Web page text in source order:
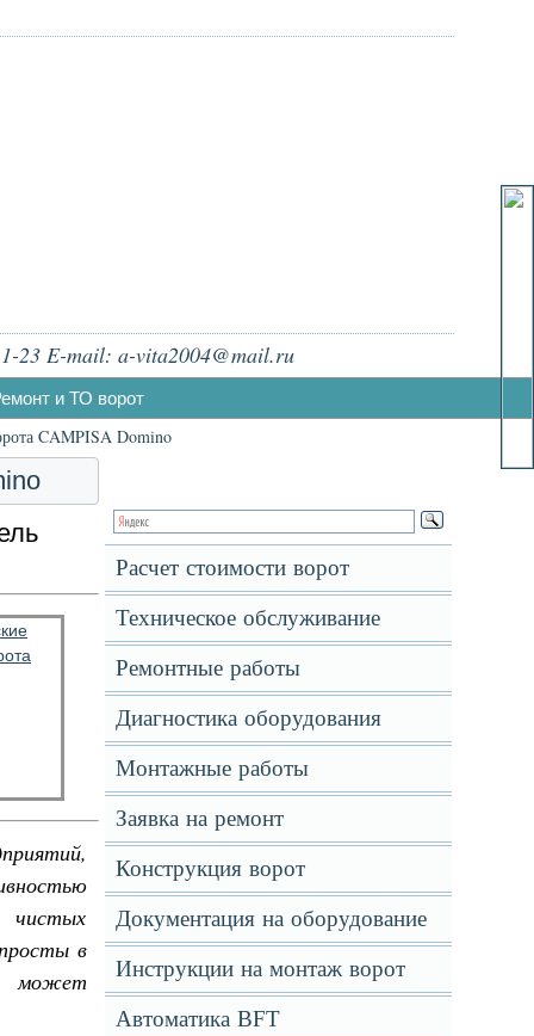
23 E-mail: a-vita2004@mail.ru
и ТО ворот
CAMPISA Domino
в
может
Расчет стоимости ворот
Техническое обслуживание
Ремонтные работы
Диагностика оборудования
Монтажные работы
Заявка на ремонт
Конструкция ворот
Документация на оборудование
Инструкции на монтаж ворот
Автоматика BFT